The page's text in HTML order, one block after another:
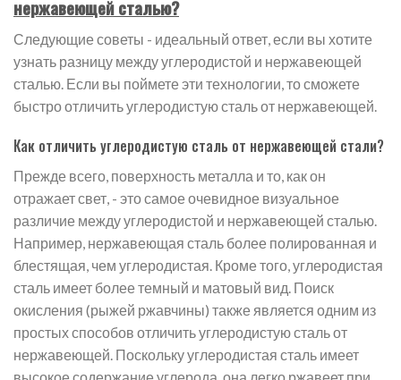
нержавеющей сталью?
Следующие советы - идеальный ответ, если вы хотите
узнать разницу между углеродистой и нержавеющей
сталью. Если вы поймете эти технологии, то сможете
быстро отличить углеродистую сталь от нержавеющей.
Как отличить углеродистую сталь от нержавеющей стали?
Прежде всего, поверхность металла и то, как он
отражает свет, - это самое очевидное визуальное
различие между углеродистой и нержавеющей сталью.
Например, нержавеющая сталь более полированная и
блестящая, чем углеродистая. Кроме того, углеродистая
сталь имеет более темный и матовый вид. Поиск
окисления (рыжей ржавчины) также является одним из
простых способов отличить углеродистую сталь от
нержавеющей. Поскольку углеродистая сталь имеет